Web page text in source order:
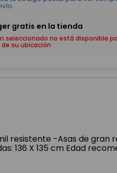
seleccionado no está disponible
de su ubicación
resistente -Asas de gran
136 X 135 cm Edad